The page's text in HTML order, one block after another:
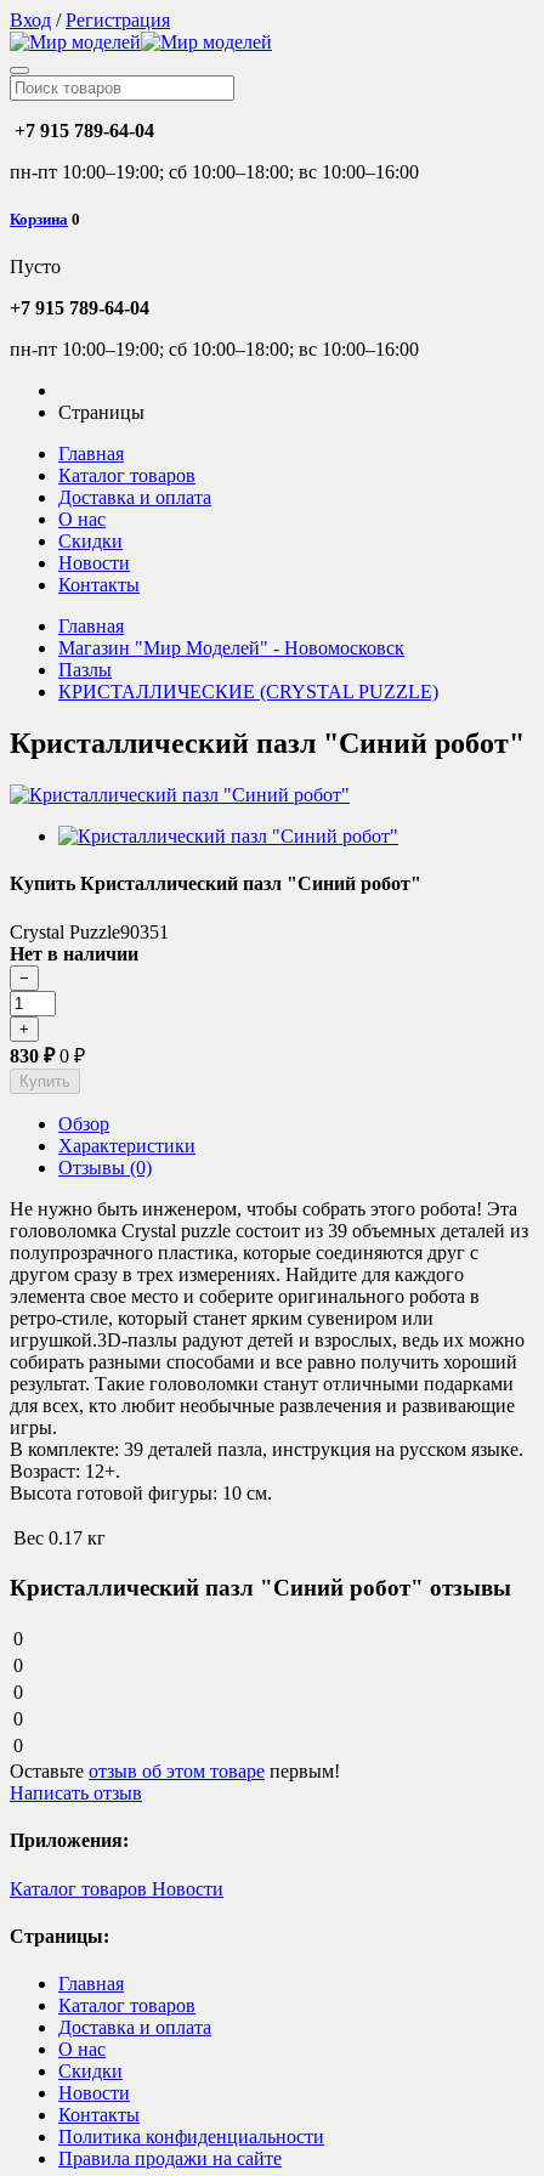
Вход /Регистрация
+7 915 789-64-04
пн-пт 10:00–19:00; сб 10:00–18:00; вс 10:00–16:00
Корзина 0
Пусто
+7 915 789-64-04
пн-пт 10:00–19:00; сб 10:00–18:00; вс 10:00–16:00
Страницы
Главная
Каталог товаров
Доставка и оплата
О нас
Скидки
Новости
Контакты
Главная
Магазин "Мир Моделей" - Новомосковск
Пазлы
КРИСТАЛЛИЧЕСКИЕ (CRYSTAL PUZZLE)
Кристаллический пазл "Синий робот"
Купить Кристаллический пазл "Синий робот"
Crystal Puzzle90351
Нет в наличии
830 ₽0 ₽
Обзор
Характеристики
Отзывы (0)
Не нужно быть инженером, чтобы собрать этого робота! Эта
головоломка Crystal puzzle состоит из 39 объемных деталей из
полупрозрачного пластика, которые соединяются друг с
другом сразу в трех измерениях. Найдите для каждого
элемента свое место и соберите оригинального робота в
ретро-стиле, который станет ярким сувениром или
игрушкой.3D-пазлы радуют детей и взрослых, ведь их можно
собирать разными способами и все равно получить хороший
результат. Такие головоломки станут отличными подарками
для всех, кто любит необычные развлечения и развивающие
игры.
В комплекте: 39 деталей пазла, инструкция на русском языке.
Возраст: 12+.
Высота готовой фигуры: 10 см.
Вес 0.17 кг
Кристаллический пазл "Синий робот" отзывы
0
0
0
0
0
Оставьте отзыв об этом товаре первым!
Написать отзыв
Приложения:
Каталог товаров Новости
Страницы:
Главная
Каталог товаров
Доставка и оплата
О нас
Скидки
Новости
Контакты
Политика конфиденциальности
Правила продажи на сайте